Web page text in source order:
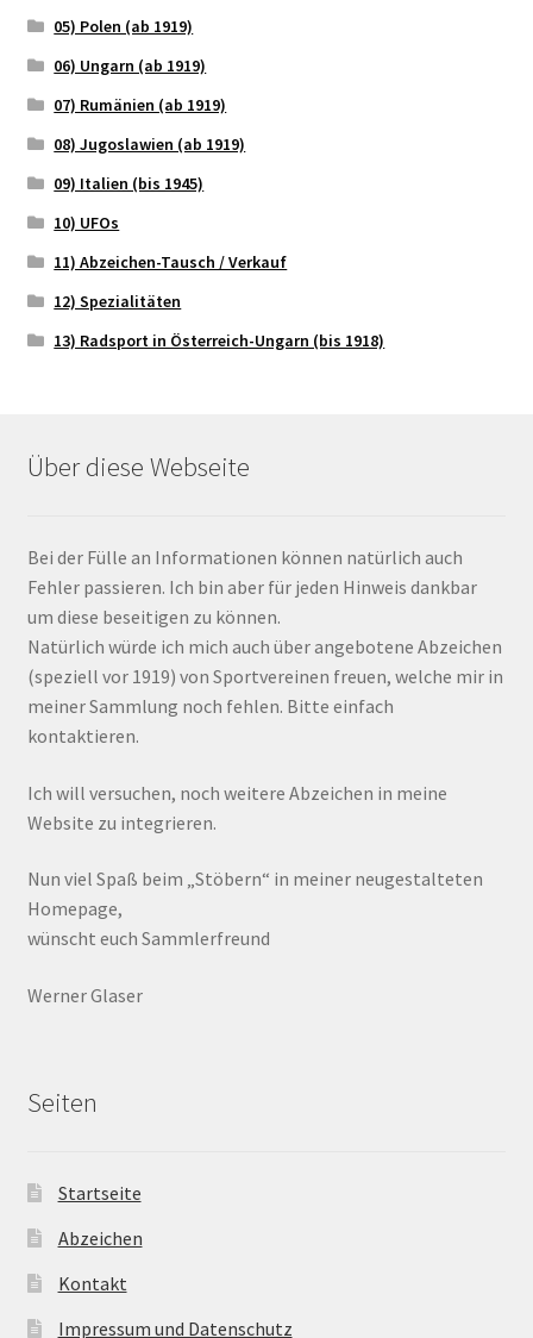
05) Polen (ab 1919)
06) Ungarn (ab 1919)
07) Rumänien (ab 1919)
08) Jugoslawien (ab 1919)
09) Italien (bis 1945)
10) UFOs
11) Abzeichen-Tausch / Verkauf
12) Spezialitäten
13) Radsport in Österreich-Ungarn (bis 1918)
Über diese Webseite
Bei der Fülle an Informationen können natürlich auch
Fehler passieren. Ich bin aber für jeden Hinweis dankbar
um diese beseitigen zu können.
Natürlich würde ich mich auch über angebotene Abzeichen
(speziell vor 1919) von Sportvereinen freuen, welche mir in
meiner Sammlung noch fehlen. Bitte einfach
kontaktieren.
Ich will versuchen, noch weitere Abzeichen in meine
Website zu integrieren.
Nun viel Spaß beim „Stöbern“ in meiner neugestalteten
Homepage,
wünscht euch Sammlerfreund
Werner Glaser
Seiten
Startseite
Abzeichen
Kontakt
Impressum und Datenschutz